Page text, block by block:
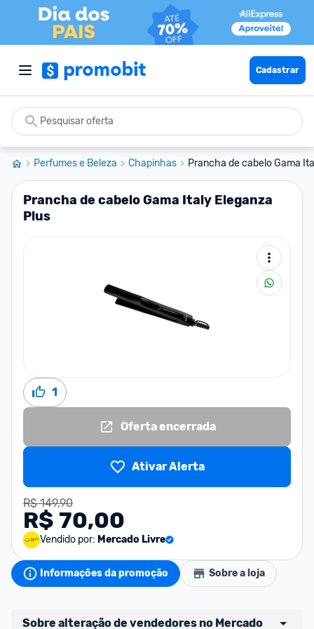
Cadastrar
Perfumes e Beleza Chapinhas Prancha de cabelo Gama
Prancha de cabelo Gama Italy Eleganza
Plus
1
Oferta encerrada
Ativar Alerta
R$ 149,90
R$ 70,00
Vendido por: Mercado Livre
Informações da promoção Sobre a loja
Sobre alteração de vendedores no Mercado